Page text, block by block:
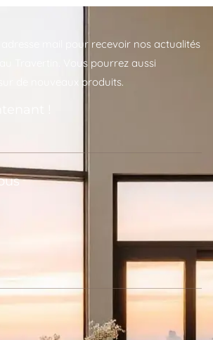
adresse mail pour recevoir nos actualités
au Travertin. Vous pourrez aussi
de nouveaux produits.
!